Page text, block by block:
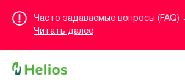
Часто задаваемые вопросы (FAQ)
Читать далее